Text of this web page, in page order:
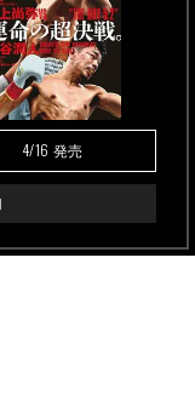
4/16 発売